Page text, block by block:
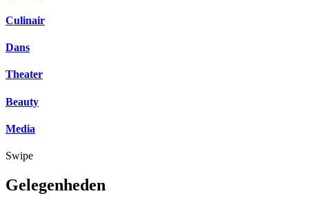
Culinair
Dans
Theater
Beauty
Media
Swipe
Gelegenheden